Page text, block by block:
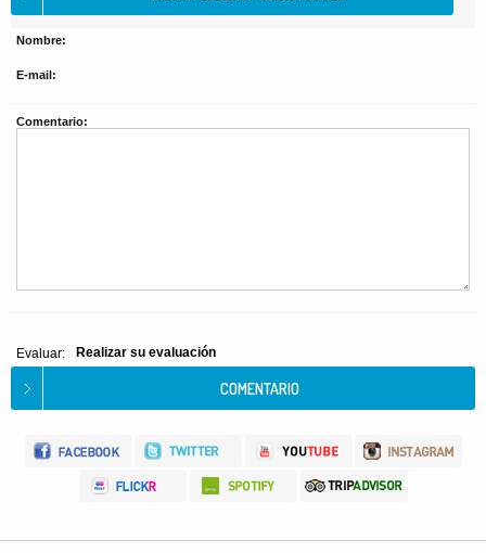
Nombre:
E-mail:
Comentario:
Evaluar: Realizar su evaluación